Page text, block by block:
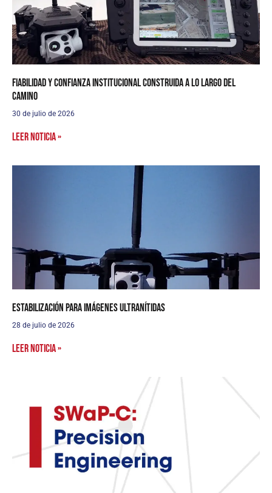
Fiabilidad y confianza institucional construida a lo largo del
camino
30 de julio de 2026
Leer noticia »
Estabilización para imágenes ultranítidas
28 de julio de 2026
Leer noticia »